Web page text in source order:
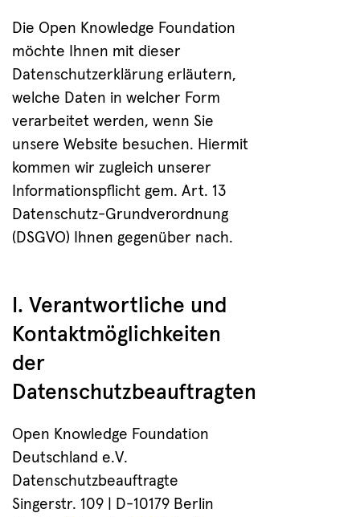
Die Open Knowledge Foundation
möchte Ihnen mit dieser
Datenschutzerklärung erläutern,
welche Daten in welcher Form
verarbeitet werden, wenn Sie
unsere Website besuchen. Hiermit
kommen wir zugleich unserer
Informationspflicht gem. Art. 13
Datenschutz-Grundverordnung
(DSGVO) Ihnen gegenüber nach.
I. Verantwortliche und
Kontaktmöglichkeiten
der
Datenschutzbeauftragten
Open Knowledge Foundation
Deutschland e.V.
Datenschutzbeauftragte
Singerstr. 109 | D-10179 Berlin